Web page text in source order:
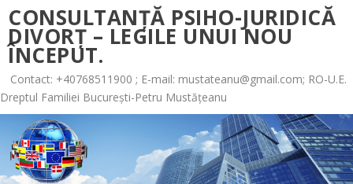
CONSULTANȚĂ PSIHO-JURIDICĂ
DIVORȚ – LEGILE UNUI NOU
ÎNCEPUT.
Contact: +40768511900 ; E-mail: mustateanu@gmail.com; RO-U.E.
Dreptul Familiei București-Petru Mustățeanu